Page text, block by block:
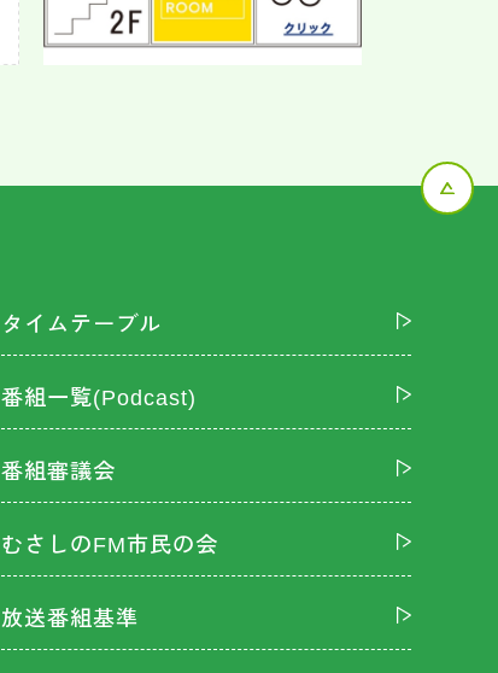
タイムテーブル
番組一覧(Podcast)
番組審議会
むさしのFM市民の会
放送番組基準